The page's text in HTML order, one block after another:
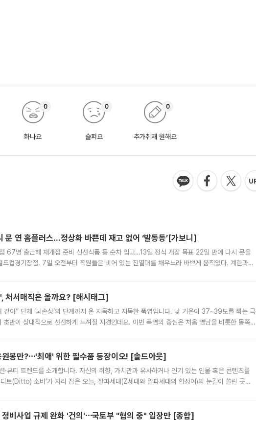
화나요
0
슬퍼요
0
추가취재 원해요
0
문 연 홈플러스…정상화 바쁜데 재고 없어 ‘발동동’[가보니]
67명 출근해 재개점 준비 신선식품 등 순차 입고…13일 정식 개장 목표 22일 만에 다시 문을
드컵경기장점. 7일 오전부터 직원들은 비어 있는 진열대를 채우느라 바쁘게 움직였다. 계란과
처서매직은 올까요? [해시태그]
같아” 단체 ‘뇌손상’의 단계까지 온 지독하고 지독한 폭염입니다. 낮 기온이 37~39도를 찍는 극
반이 상대적으로 선선하게 느껴질 지경인데요. 이번 폭염의 중심은 처음 영남을 비롯한 동쪽
원봉만?⋯'최애' 위한 필수품 등장이오! [솔드아웃]
·뷰티 트렌드를 소개합니다. 자신의 취향, 가치관과 유사하거나 인기 있는 인물 혹은 콘텐츠를
토(Ditto) 소비'가 자리 잡은 오늘, 잘파세대(Z세대와 알파세대의 합성어)의 눈길이 쏠린 곳은
정비사업 규제 완화 '건의'⋯국토부 "협의 중" 입장만 [종합]